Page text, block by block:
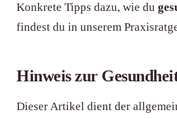
Konkrete Tipps dazu, wie du
findest du in unserem
Hinweis zur
Dieser Artikel dient der